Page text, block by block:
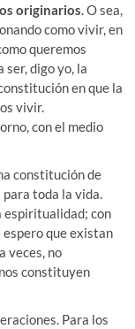
originarios. O sea,
como vivir, en
queremos
ser, digo yo, la
en que la
vivir.
con el medio
constitución de
toda la vida.
espiritualidad; con
que existan
veces, no
constituyen
Para los